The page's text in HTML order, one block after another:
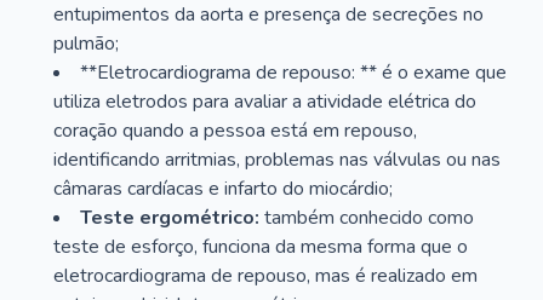
entupimentos da aorta e presença de secreções no
pulmão;
**Eletrocardiograma de repouso: ** é o exame que
utiliza eletrodos para avaliar a atividade elétrica do
coração quando a pessoa está em repouso,
identificando arritmias, problemas nas válvulas ou nas
câmaras cardíacas e infarto do miocárdio;
Teste ergométrico: também conhecido como
teste de esforço, funciona da mesma forma que o
eletrocardiograma de repouso, mas é realizado em